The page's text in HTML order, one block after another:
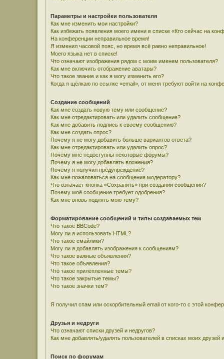
Параметры и настройки пользователя
Как мне изменить мои настройки?
Как избежать появления моего имени в списке «Кто сейчас на
На конференции неправильное время!
Я изменил часовой пояс, но время всё равно неправильное!
Моего языка нет в списке!
Что означают изображения рядом с моим именем пользователя?
Как мне включить отображение аватары?
Что такое звание и как я могу изменить его?
Когда я щёлкаю по ссылке «email», от меня требуют войти на
Создание сообщений
Как мне создать новую тему или сообщение?
Как мне отредактировать или удалить сообщение?
Как мне добавить подпись к своему сообщению?
Как мне создать опрос?
Почему я не могу добавить больше вариантов ответа?
Как мне отредактировать или удалить опрос?
Почему мне недоступны некоторые форумы?
Почему я не могу добавлять вложения?
Почему я получил предупреждение?
Как мне пожаловаться на сообщения модератору?
Что означает кнопка «Сохранить» при создании сообщения?
Почему моё сообщение требует одобрения?
Как мне вновь поднять мою тему?
Форматирование сообщений и типы создаваемых тем
Что такое BBCode?
Могу ли я использовать HTML?
Что такое смайлики?
Могу ли я добавлять изображения к сообщениям?
Что такое важные объявления?
Что такое объявления?
Что такое прилепленные темы?
Что такое закрытые темы?
Что такое значки тем?
Я получил спам или оскорбительный email от кого-то с этой
Друзья и недруги
Что означают списки друзей и недругов?
Как мне добавлять/удалять пользователей в списках моих друзей
Поиск по форумам